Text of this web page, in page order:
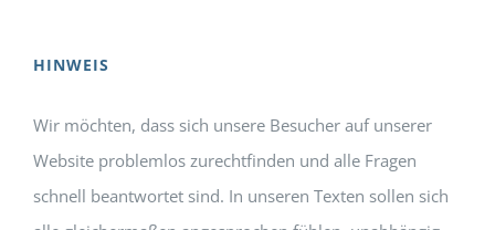
HINWEIS
Wir möchten, dass sich unsere Besucher auf unserer
Website problemlos zurechtfinden und alle Fragen
schnell beantwortet sind. In unseren Texten sollen sich